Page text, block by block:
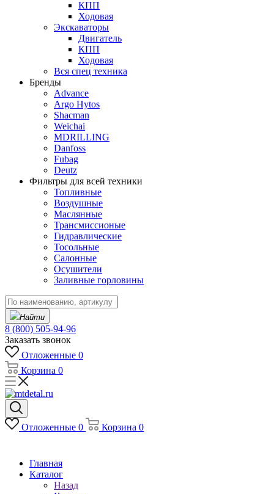
КПП
Ходовая
Экскаваторы
Двигатель
КПП
Ходовая
Вся спец техника
Бренды
Advance
Argo Hytos
Shacman
Weichai
MDRILLING
Danfoss
Fubag
Deutz
Фильтры для всей техники
Топливные
Воздушные
Маслянные
Трансмиссионые
Гидравлические
Тосольные
Салонные
Осушители
Заливные горловины
Найти
8 (800) 505-94-96
Заказать звонок
Отложенные 0
Корзина 0
Отложенные 0 Корзина 0
Главная
Каталог
Назад